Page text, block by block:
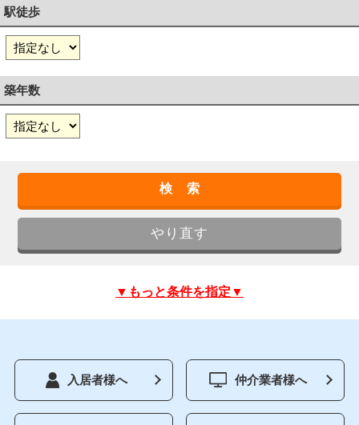
駅徒歩
築年数
▼もっと条件を指定▼
入居者様へ 仲介業者様へ